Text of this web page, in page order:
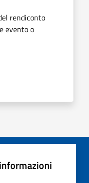
rendiconto
evento o